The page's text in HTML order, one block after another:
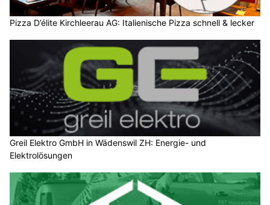
Pizza D’élite Kirchleerau AG: Italienische Pizza schnell & lecker
Greil Elektro GmbH in Wädenswil ZH: Energie- und
Elektrolösungen